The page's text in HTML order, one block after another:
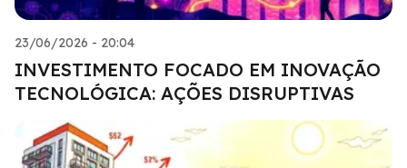
23/06/2026 - 20:04
INVESTIMENTO FOCADO EM INOVAÇÃO
TECNOLÓGICA: AÇÕES DISRUPTIVAS